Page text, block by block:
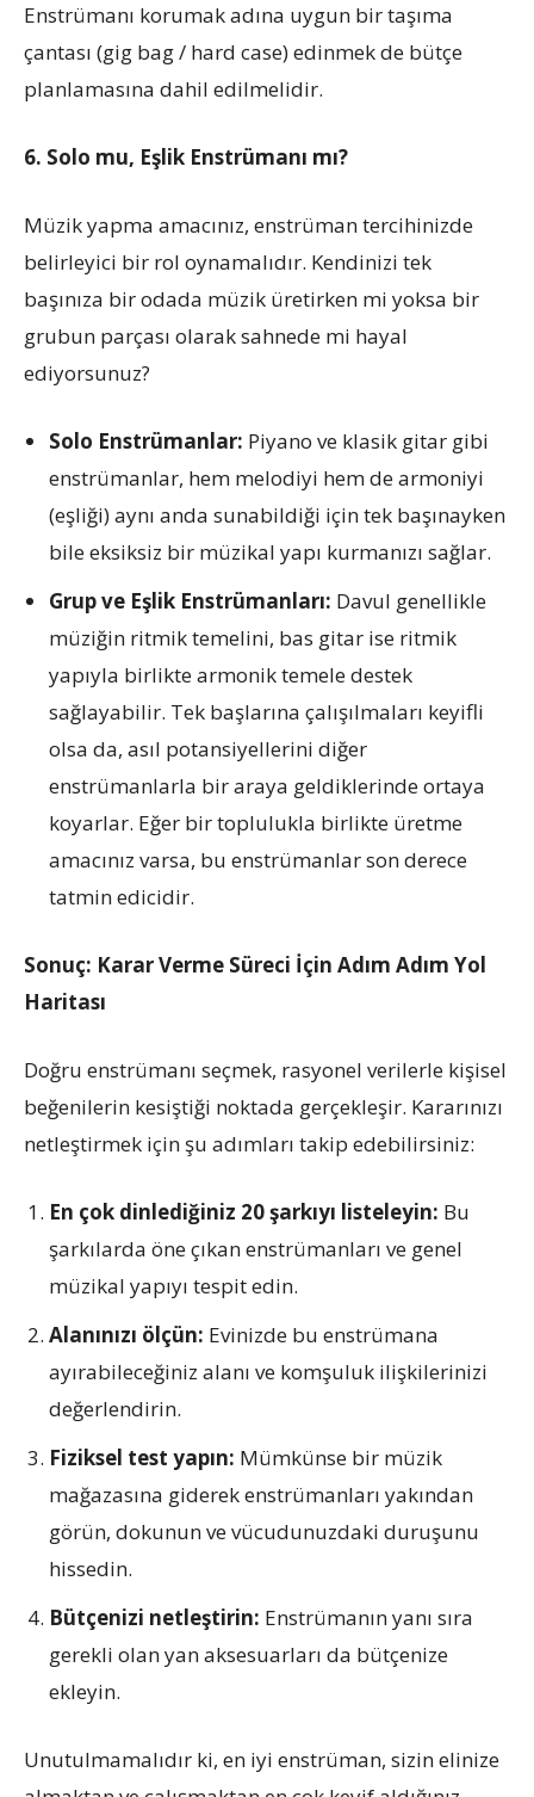
Enstrümanı korumak adına uygun bir taşıma
çantası (gig bag / hard case) edinmek de bütçe
planlamasına dahil edilmelidir.
6. Solo mu, Eşlik Enstrümanı mı?
Müzik yapma amacınız, enstrüman tercihinizde
belirleyici bir rol oynamalıdır. Kendinizi tek
başınıza bir odada müzik üretirken mi yoksa bir
grubun parçası olarak sahnede mi hayal
ediyorsunuz?
Solo Enstrümanlar: Piyano ve klasik gitar gibi
enstrümanlar, hem melodiyi hem de armoniyi
(eşliği) aynı anda sunabildiği için tek başınayken
bile eksiksiz bir müzikal yapı kurmanızı sağlar.
Grup ve Eşlik Enstrümanları: Davul genellikle
müziğin ritmik temelini, bas gitar ise ritmik
yapıyla birlikte armonik temele destek
sağlayabilir. Tek başlarına çalışılmaları keyifli
olsa da, asıl potansiyellerini diğer
enstrümanlarla bir araya geldiklerinde ortaya
koyarlar. Eğer bir toplulukla birlikte üretme
amacınız varsa, bu enstrümanlar son derece
tatmin edicidir.
Sonuç: Karar Verme Süreci İçin Adım Adım Yol
Haritası
Doğru enstrümanı seçmek, rasyonel verilerle kişisel
beğenilerin kesiştiği noktada gerçekleşir. Kararınızı
netleştirmek için şu adımları takip edebilirsiniz:
En çok dinlediğiniz 20 şarkıyı listeleyin: Bu
şarkılarda öne çıkan enstrümanları ve genel
müzikal yapıyı tespit edin.
Alanınızı ölçün: Evinizde bu enstrümana
ayırabileceğiniz alanı ve komşuluk ilişkilerinizi
değerlendirin.
Fiziksel test yapın: Mümkünse bir müzik
mağazasına giderek enstrümanları yakından
görün, dokunun ve vücudunuzdaki duruşunu
hissedin.
Bütçenizi netleştirin: Enstrümanın yanı sıra
gerekli olan yan aksesuarları da bütçenize
ekleyin.
Unutulmamalıdır ki, en iyi enstrüman, sizin elinize